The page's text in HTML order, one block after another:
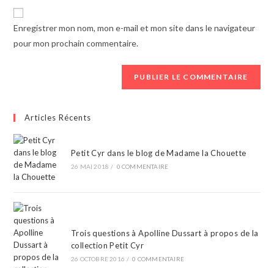
comment
website
URL
Enregistrer mon nom, mon e-mail et mon site dans le navigateur
pour mon prochain commentaire.
Articles Récents
Petit Cyr dans le blog de Madame la Chouette
26 MAI 2018 / 0 COMMENTAIRE
Trois questions à Apolline Dussart à propos de la
collection Petit Cyr
26 OCTOBRE 2016 / 0 COMMENTAIRE